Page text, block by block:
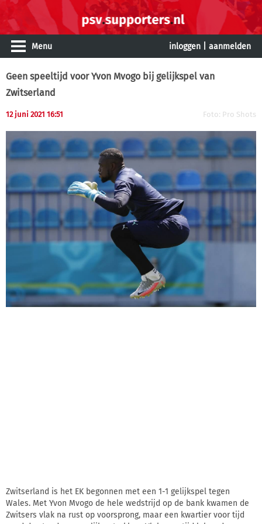
Menu inloggen aanmelden
Geen speeltijd voor Yvon Mvogo bij gelijkspel van
Zwitserland
12 juni 2021 16:51 Foto: Pro Shots
Zwitserland is het EK begonnen met een 1-1 gelijkspel tegen
Wales. Met Yvon Mvogo de hele wedstrijd op de bank kwamen de
Zwitsers vlak na rust op voorsprong, maar een kwartier voor tijd